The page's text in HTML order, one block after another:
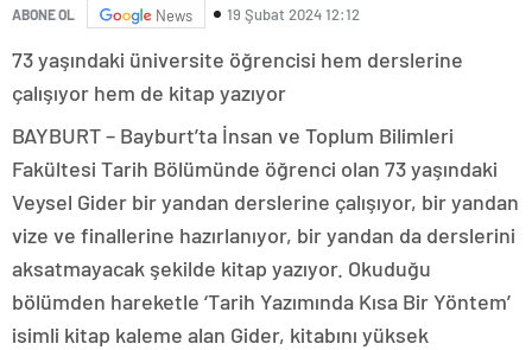
ABONE OL News 19 Şubat 2024 12:12
73 yaşındaki üniversite öğrencisi hem derslerine
çalışıyor hem de kitap yazıyor
BAYBURT – Bayburt’ta İnsan ve Toplum Bilimleri
Fakültesi Tarih Bölümünde öğrenci olan 73 yaşındaki
Veysel Gider bir yandan derslerine çalışıyor, bir yandan
vize ve finallerine hazırlanıyor, bir yandan da derslerini
aksatmayacak şekilde kitap yazıyor. Okuduğu
bölümden hareketle ‘Tarih Yazımında Kısa Bir Yöntem’
isimli kitap kaleme alan Gider, kitabını yüksek